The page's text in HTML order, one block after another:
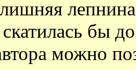
бы
можно